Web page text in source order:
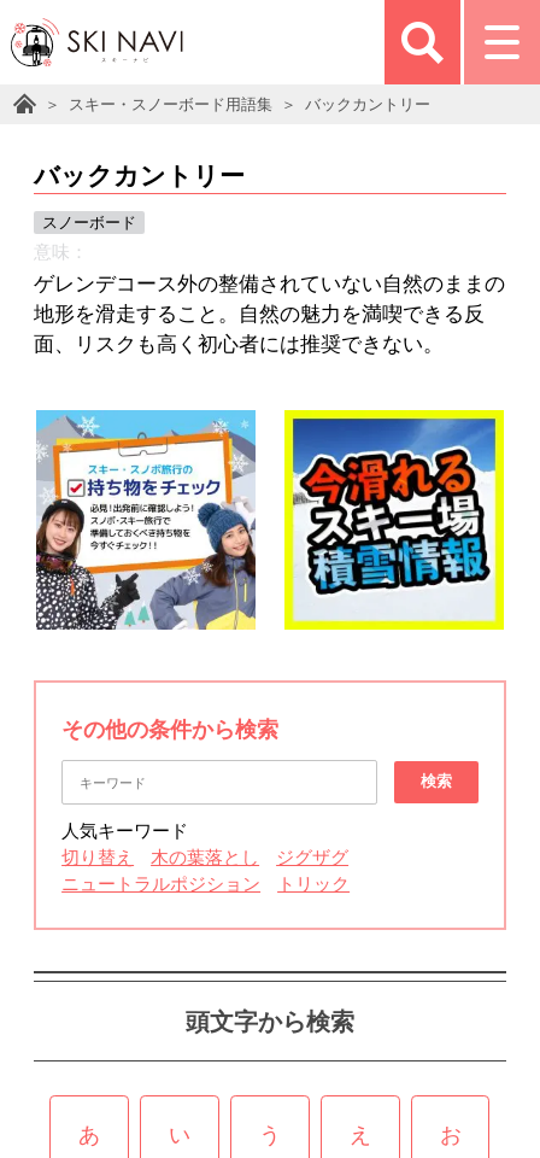
スキー・スノーボード用語集 バックカントリー
バックカントリー
スノーボード
意味：
ゲレンデコース外の整備されていない自然のままの
地形を滑走すること。自然の魅力を満喫できる反
面、リスクも高く初心者には推奨できない。
その他の条件から検索
検索
人気キーワード
切り替え
木の葉落とし
ジグザグ
ニュートラルポジション
トリック
頭文字から検索
あ い う え お